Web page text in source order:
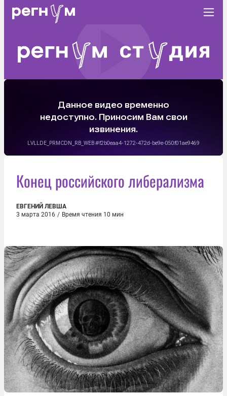
Конец российского либерализма
ЕВГЕНИЙ ЛЕВША
3 марта 2016 / Время чтения 10 мин